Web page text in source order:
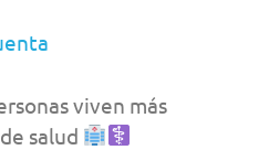
viven más
salud